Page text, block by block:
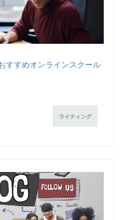
すすめオンラインスクール
ライティング